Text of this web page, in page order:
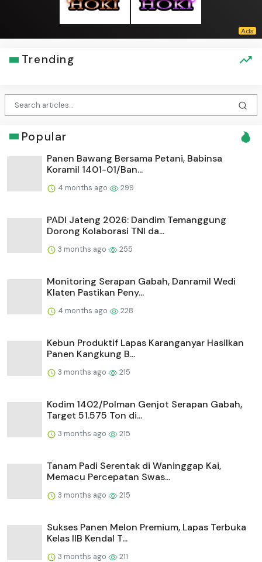
Trending
Popular
Panen Bawang Bersama Petani, Babinsa
Koramil 1401-01/Ban...
4 months ago 299
PADI Jateng 2026: Dandim Temanggung
Dorong Kolaborasi TNI da...
3 months ago 255
Monitoring Serapan Gabah, Danramil Wedi
Klaten Pastikan Peny...
4 months ago 228
⁠Kebun Produktif Lapas Karanganyar Hasilkan
Panen Kangkung B...
3 months ago 215
Kodim 1402/Polman Genjot Serapan Gabah,
Target 51.575 Ton di...
3 months ago 215
Tanam Padi Serentak di Waninggap Kai,
Memacu Percepatan Swas...
3 months ago 215
Sukses Panen Melon Premium, Lapas Terbuka
Kelas IIB Kendal T...
3 months ago 211